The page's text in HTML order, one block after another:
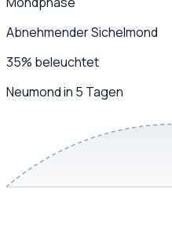
Abnehmender Sichelmond
35% beleuchtet
Neumond in 5 Tagen